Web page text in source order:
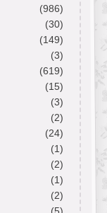
(986)
(30)
(149)
(3)
(619)
(15)
(3)
(2)
(24)
(1)
(2)
(1)
(2)